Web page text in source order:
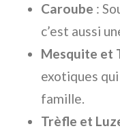
Caroube :
c’est aussi
Mesquite et
exotiques
famille.
Trèfle et